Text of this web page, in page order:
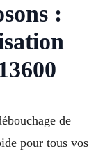
:
de
pour tous vos